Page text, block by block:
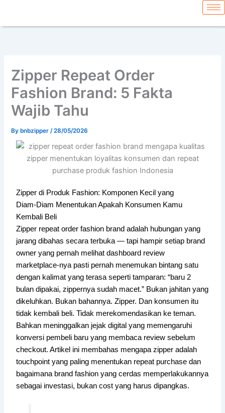
content
Zipper Repeat Order
Fashion Brand: 5 Fakta
Wajib Tahu
By bnbzipper/28/05/2026
Zipper di Produk Fashion: Komponen Kecil yang
Diam-Diam Menentukan Apakah Konsumen Kamu
Kembali Beli
Zipper repeat order fashion brand adalah hubungan yang
jarang dibahas secara terbuka — tapi hampir setiap brand
owner yang pernah melihat dashboard review
marketplace-nya pasti pernah menemukan bintang satu
dengan kalimat yang terasa seperti tamparan: “baru 2
bulan dipakai, zippernya sudah macet.” Bukan jahitan yang
dikeluhkan. Bukan bahannya. Zipper. Dan konsumen itu
tidak kembali beli. Tidak merekomendasikan ke teman.
Bahkan meninggalkan jejak digital yang memengaruhi
konversi pembeli baru yang membaca review sebelum
checkout. Artikel ini membahas mengapa zipper adalah
touchpoint yang paling menentukan repeat purchase dan
bagaimana brand fashion yang cerdas memperlakukannya
sebagai investasi, bukan cost yang harus dipangkas.